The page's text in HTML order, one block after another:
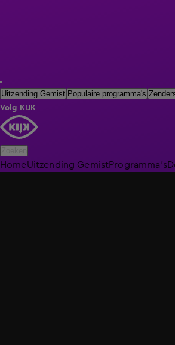
Uitzending Gemist Populaire programma's
Volg KIJK
HomeUitzending GemistProgramma's